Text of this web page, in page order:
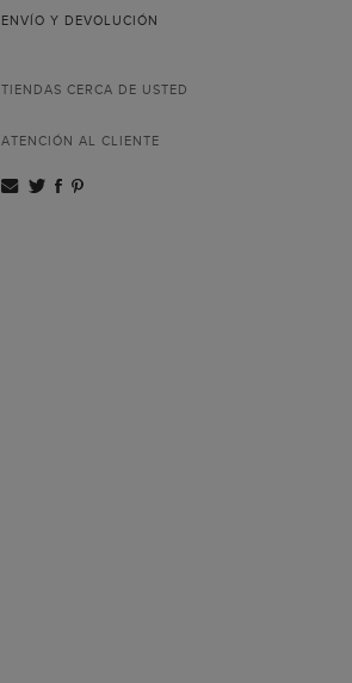
ENVÍO Y DEVOLUCIÓN
TIENDAS CERCA DE USTED
ATENCIÓN AL CLIENTE